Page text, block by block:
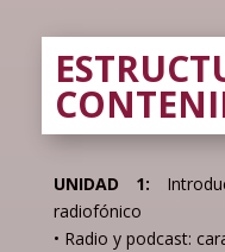
UNIDAD 1:
radiofónico
• Radio y podcast: